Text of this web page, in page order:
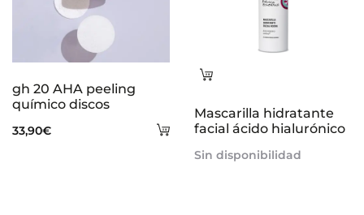
Añadir
gh 20 AHA peeling
químico discos
33,90€
Leer
Mascarilla hidratante
facial ácido hialurónico
Sin disponibilidad